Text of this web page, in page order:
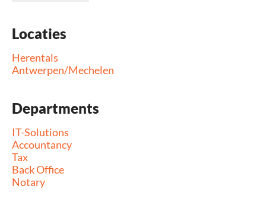
Locaties
Herentals
Antwerpen/Mechelen
Departments
IT-Solutions
Accountancy
Tax
Back Office
Notary